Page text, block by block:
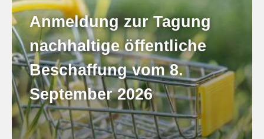
Anmeldung zur Tagung
nachhaltige öffentliche
Beschaffung vom 8.
September 2026